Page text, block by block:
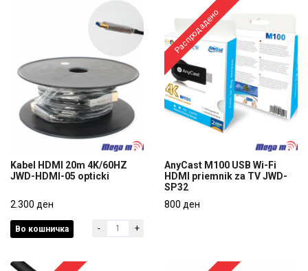
JWD-HDMI-05 opticki
2.300 ден
Kabel HDMI 20m 4K/60HZ
JWD-HDMI-05 opticki
2.300 ден
Во кошничка - +
Распродадено
AnyCast M100 USB Wi-Fi
HDMI priemnik za TV JWD-
AnyCast M100 USB Wi-Fi
HDMI priemnik za TV JWD-
SP32
800 ден